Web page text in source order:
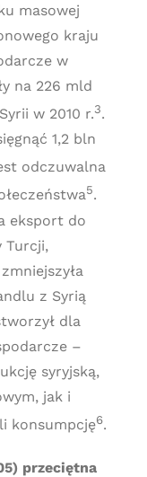
masowej
kraju
w
na 226 mld
w 2010 r.3.
1,2 bln
odczuwalna
5.
eksport do
Turcji,
z Syrią
dla
–
syryjską,
jak i
konsumpcję6.
przeciętna